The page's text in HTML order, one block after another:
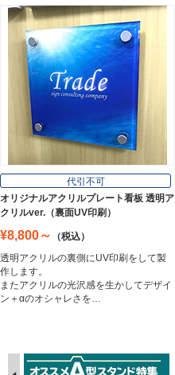
代引不可
オリジナルアクリルプレート看板 透明ア
クリルver.（裏面UV印刷）
¥8,800～
（税込）
透明アクリルの裏側にUV印刷をして製
作します。
またアクリルの光沢感を生かしてデザイ
ン＋αのオシャレさを…